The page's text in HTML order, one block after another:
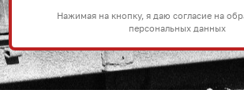
Нажимая на кнопку, я даю согласие на
персональных данных